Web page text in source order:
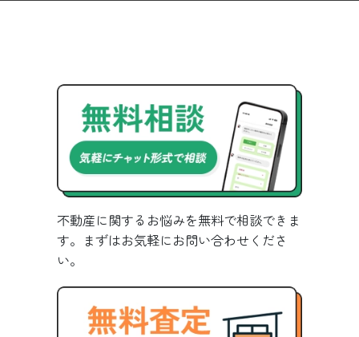
不動産に関するお悩みを無料で相談できま
す。まずはお気軽にお問い合わせくださ
い。